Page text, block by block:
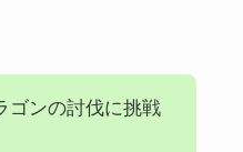
ゴンの討伐に挑戦